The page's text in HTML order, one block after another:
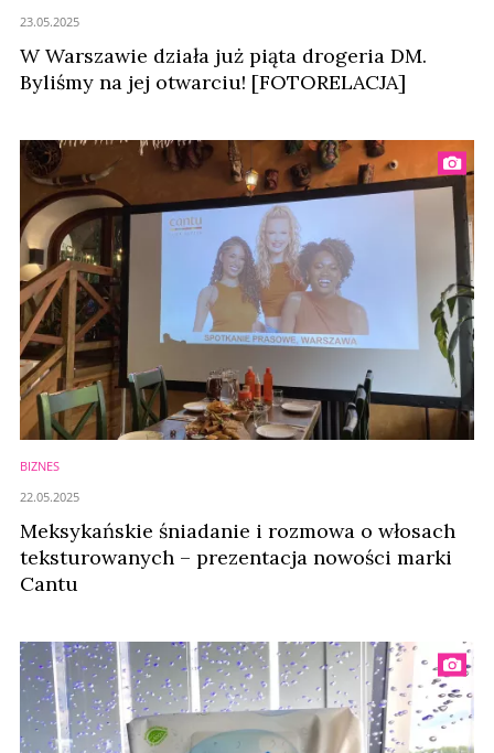
W Warszawie działa już piąta drogeria DM.
Byliśmy na jej otwarciu! [FOTORELACJA]
23.05.2025
BIZNES
Meksykańskie śniadanie i rozmowa o włosach
teksturowanych – prezentacja nowości marki
Cantu
22.05.2025